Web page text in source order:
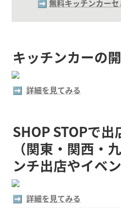
➡️ 無料キッチンカー
キッチンカーの
➡️ 詳細を見てみる
SHOP STOPで
（関東・関西・
ンチ出店やイベン
➡️ 詳細を見てみる